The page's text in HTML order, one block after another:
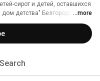
сирот и детей, оставшихся
детства" Белгородской ...more
Search